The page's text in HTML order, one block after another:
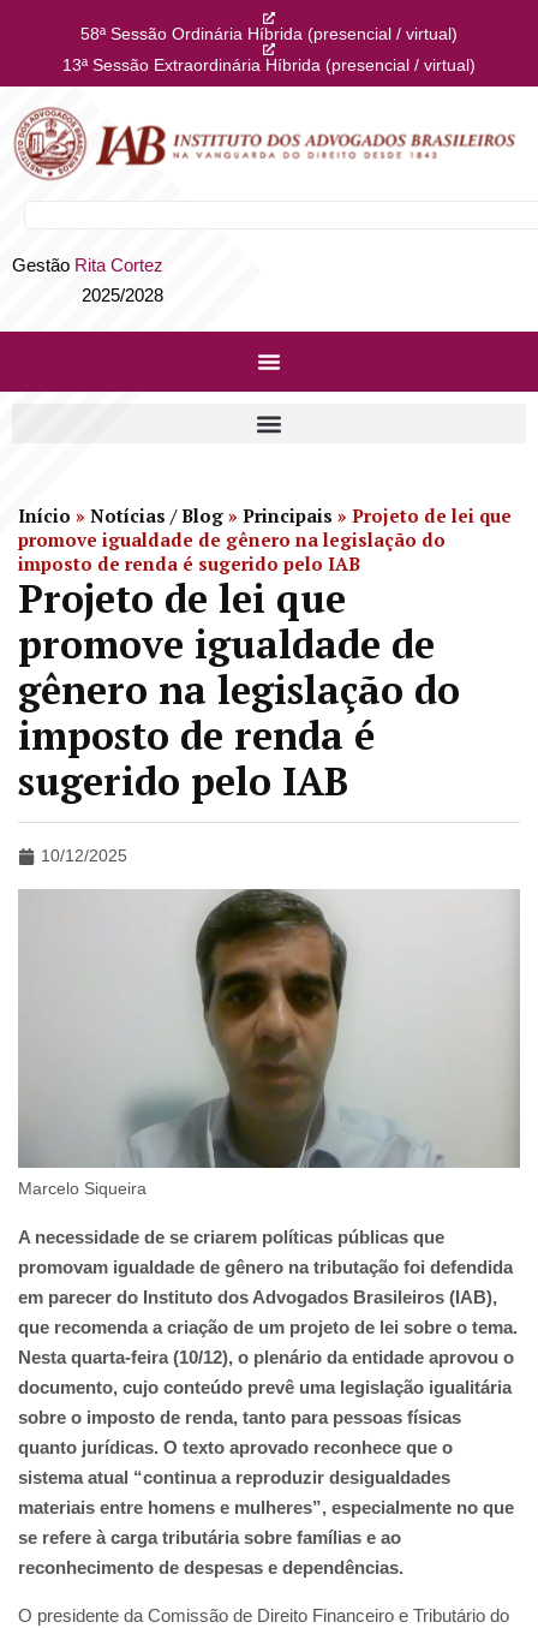
58ª Sessão Ordinária Híbrida (presencial / virtual)
13ª Sessão Extraordinária Híbrida (presencial / virtual)
Gestão Rita Cortez
2025/2028
Início » Notícias / Blog » Principais » Projeto de lei que
promove igualdade de gênero na legislação do
imposto de renda é sugerido pelo IAB
Projeto de lei que
promove igualdade de
gênero na legislação do
imposto de renda é
sugerido pelo IAB
10/12/2025
Marcelo Siqueira
A necessidade de se criarem políticas públicas que
promovam igualdade de gênero na tributação foi defendida
em parecer do Instituto dos Advogados Brasileiros (IAB),
que recomenda a criação de um projeto de lei sobre o tema.
Nesta quarta-feira (10/12), o plenário da entidade aprovou o
documento, cujo conteúdo prevê uma legislação igualitária
sobre o imposto de renda, tanto para pessoas físicas
quanto jurídicas. O texto aprovado reconhece que o
sistema atual “continua a reproduzir desigualdades
materiais entre homens e mulheres”, especialmente no que
se refere à carga tributária sobre famílias e ao
reconhecimento de despesas e dependências.
O presidente da Comissão de Direito Financeiro e Tributário do